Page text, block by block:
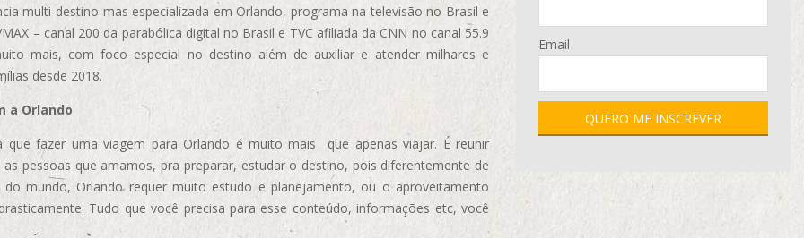
multi-destino mas especializada em Orlando, programa na televisão no Brasil e
– canal 200 da parabólica digital no Brasil e TVC afiliada da CNN no canal 55.9
mais, com foco especial no destino além de auxiliar e atender milhares e
desde 2018.
a Orlando
que fazer uma viagem para Orlando é muito mais que apenas viajar. É reunir
as pessoas que amamos, pra preparar, estudar o destino, pois diferentemente de
do mundo, Orlando requer muito estudo e planejamento, ou o aproveitamento
Tudo que você precisa para esse conteúdo, informações etc, você
Email